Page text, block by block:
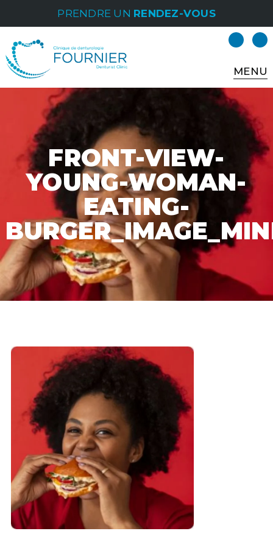
PRENDRE UN RENDEZ-VOUS
MENU
FRONT-VIEW-
YOUNG-WOMAN-
EATING-